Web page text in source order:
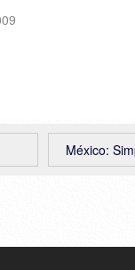
explorando
México: